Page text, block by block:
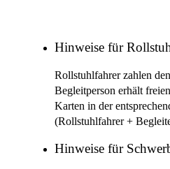
Hinweise für
Rollstuhlfahrer zahlen
Begleitperson erhält
Karten in der
(Rollstuhlfahrer +
Hinweise für